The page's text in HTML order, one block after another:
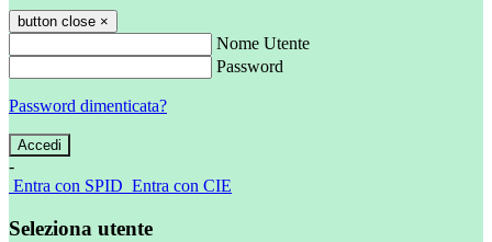
button close ×
Nome Utente
Password
Password dimenticata?
-
Entra con SPID Entra con CIE
Seleziona utente